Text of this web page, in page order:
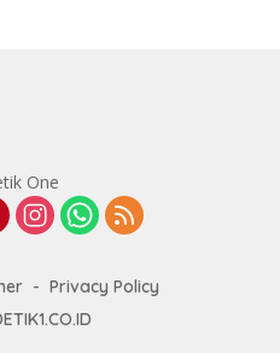
Privacy Policy